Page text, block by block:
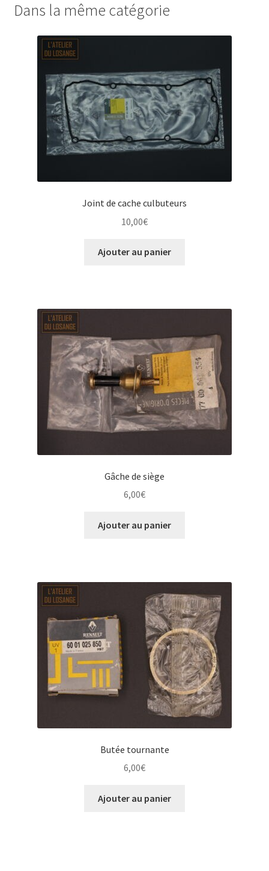
Dans la même catégorie
Joint de cache culbuteurs
10,00€
Ajouter au panier
Gâche de siège
6,00€
Ajouter au panier
Butée tournante
6,00€
Ajouter au panier